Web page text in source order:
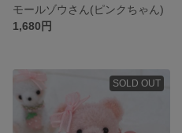
モールゾウさん(ピンクちゃん)
1,680円
SOLD OUT